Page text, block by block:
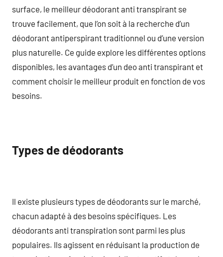
surface, le meilleur déodorant anti transpirant se
trouve facilement, que l’on soit à la recherche d’un
déodorant antiperspirant traditionnel ou d’une version
plus naturelle. Ce guide explore les différentes options
disponibles, les avantages d’un deo anti transpirant et
comment choisir le meilleur produit en fonction de vos
besoins.
Types de déodorants
Il existe plusieurs types de déodorants sur le marché,
chacun adapté à des besoins spécifiques. Les
déodorants anti transpiration sont parmi les plus
populaires. Ils agissent en réduisant la production de